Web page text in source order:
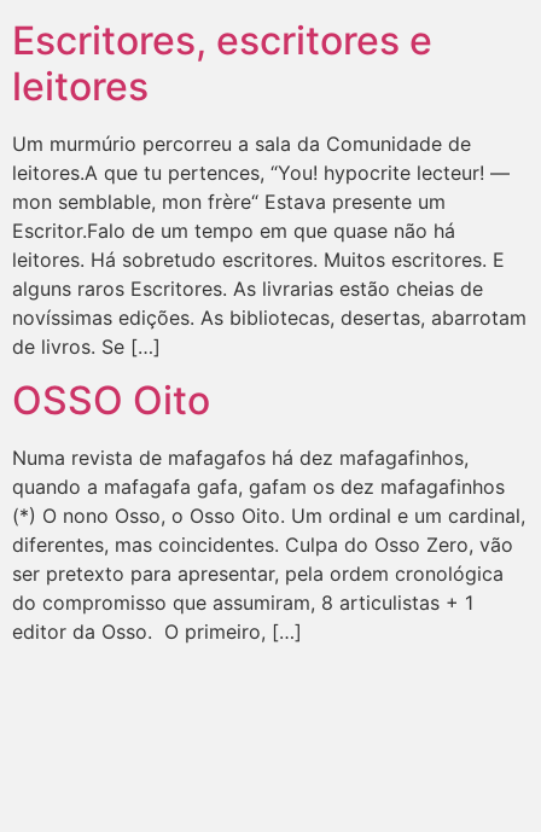
Escritores, escritores e
leitores
Um murmúrio percorreu a sala da Comunidade de
leitores.A que tu pertences, “You! hypocrite lecteur! —
mon semblable, mon frère“ Estava presente um
Escritor.Falo de um tempo em que quase não há
leitores. Há sobretudo escritores. Muitos escritores. E
alguns raros Escritores. As livrarias estão cheias de
novíssimas edições. As bibliotecas, desertas, abarrotam
de livros. Se […]
OSSO Oito
Numa revista de mafagafos há dez mafagafinhos,
quando a mafagafa gafa, gafam os dez mafagafinhos
(*) O nono Osso, o Osso Oito. Um ordinal e um cardinal,
diferentes, mas coincidentes. Culpa do Osso Zero, vão
ser pretexto para apresentar, pela ordem cronológica
do compromisso que assumiram, 8 articulistas + 1
editor da Osso. O primeiro, […]